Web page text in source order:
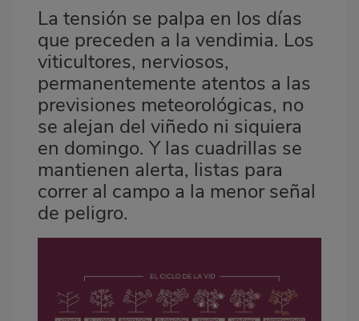
La tensión se palpa en los días
que preceden a la vendimia. Los
viticultores, nerviosos,
permanentemente atentos a las
previsiones meteorológicas, no
se alejan del viñedo ni siquiera
en domingo. Y las cuadrillas se
mantienen alerta, listas para
correr al campo a la menor señal
de peligro.